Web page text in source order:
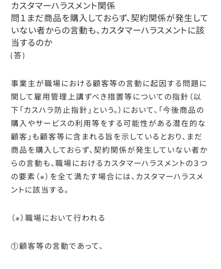
ート
ート
カスタマーハラスメント関係
問１まだ商品を購入しておらず、契約関係が発生して
いない者からの言動も、カスタマーハラスメントに該
当するのか
(答)
事業主が職場における顧客等の言動に起因する問題に
関して雇用管理上講ずべき措置等についての指針（以
下「カスハラ防止指針」という。）において、「今後商品の
購入やサービスの利用等をする可能性がある潜在的な
顧客」も顧客等に含まれる旨を示しているとおり、まだ
商品を購入しておらず、契約関係が発生していない者か
らの言動も、職場におけるカスタマーハラスメントの３つ
の要素 （※） を全て満たす場合には、カスタマーハラスメ
ントに該当する。
（※）職場において行われる
①顧客等の言動であって、